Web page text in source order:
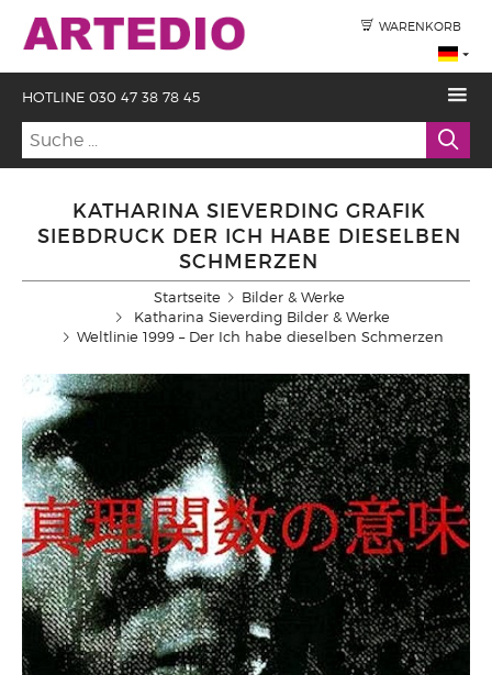
WARENKORB
HOTLINE 030 47 38 78 45
KATHARINA SIEVERDING GRAFIK
SIEBDRUCK DER ICH HABE DIESELBEN
SCHMERZEN
Startseite
Bilder & Werke
Katharina Sieverding Bilder & Werke
Weltlinie 1999 – Der Ich habe dieselben Schmerzen